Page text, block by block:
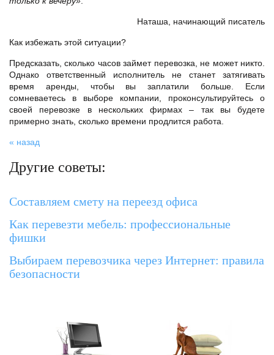
Наташа, начинающий писатель
Как избежать этой ситуации?
Предсказать, сколько часов займет перевозка, не может никто.
Однако ответственный исполнитель не станет затягивать
время аренды, чтобы вы заплатили больше. Если
сомневаетесь в выборе компании, проконсультируйтесь о
своей перевозке в нескольких фирмах – так вы будете
примерно знать, сколько времени продлится работа.
« назад
Другие советы:
Составляем смету на переезд офиса
Как перевезти мебель: профессиональные
фишки
Выбираем перевозчика через Интернет: правила
безопасности